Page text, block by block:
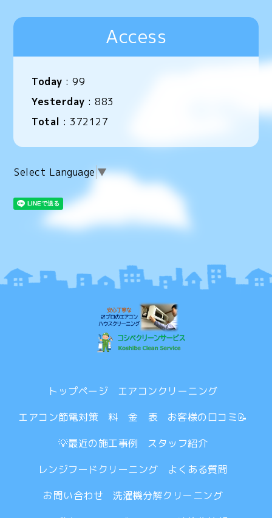
Access
Today :99
Yesterday :883
Total : 372127
Select Language▼
トップページ
エアコンクリーニング
エアコン節電対策
料 金 表
お客様の口コミ📝
💡最近の施工事例
スタッフ紹介
レンジフードクリーニング
よくある質問
お問い合わせ
洗濯機分解クリーニング